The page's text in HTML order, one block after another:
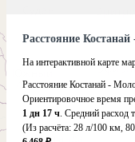
Расстояние
На интерактивной карте
Расстояние Костанай -
Ориентировочное время
1 дн 17 ч. Средний расход
(Из расчёта: 28 л/100 км,